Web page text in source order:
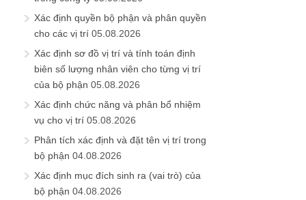
Xác định quyền bộ phận và phân quyền
cho các vị trí 05.08.2026
Xác định sơ đồ vị trí và tính toán định
biên số lượng nhân viên cho từng vị trí
của bộ phận 05.08.2026
Xác định chức năng và phân bổ nhiệm
vụ cho vị trí 05.08.2026
Phân tích xác định và đặt tên vị trí trong
bộ phận 04.08.2026
Xác định mục đích sinh ra (vai trò) của
bộ phận 04.08.2026